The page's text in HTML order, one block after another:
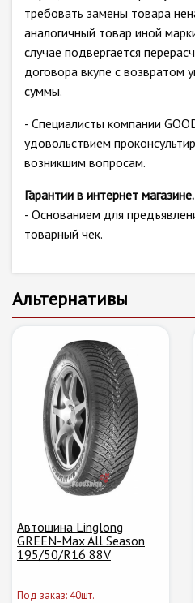
требовать замены товара
аналогичный товар иной
случае подвергается
договора вкупе с возвратом
суммы.
- Специалисты компании
удовольствием
возникшим вопросам.
Гарантии в интернет магазине.
- Основанием для
товарный чек.
Альтернативы
Автошина Linglong
GREEN-Max All Season
195/50/R16 88V
Под заказ: 40шт.